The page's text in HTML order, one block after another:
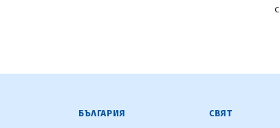
БЪЛГАРСКА ТЕЛЕГРАФНА
БЪЛГАРИЯ СВЯТ